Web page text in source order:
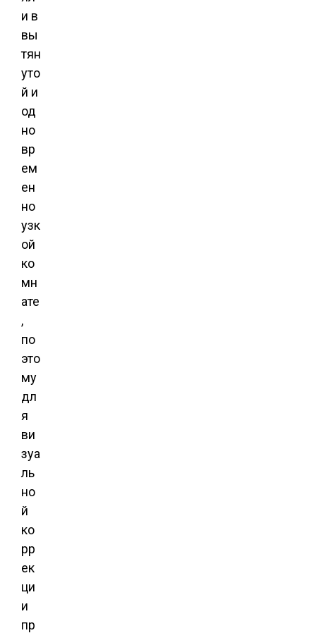
и в
вы
тян
уто
й и
од
но
вр
ем
ен
но
узк
ой
ко
мн
ате
,
по
это
му
дл
я
ви
зуа
ль
но
й
ко
рр
ек
ци
и
пр